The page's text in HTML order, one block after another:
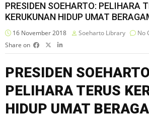
PRESIDEN SOEHARTO: PELIHARA
KERUKUNAN HIDUP UMAT
16 November 2018 Soeharto Library No
Share on
PRESIDEN SOEHARTO
PELIHARA TERUS KE
HIDUP UMAT BERA